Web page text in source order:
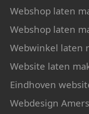
Webshop laten
Webshop laten
Webwinkel laten
Website laten
Eindhoven
Webdesign